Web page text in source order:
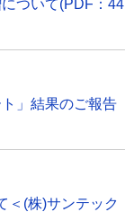
ついて(PDF：44
」結果のご報告
＜(株)サンテック